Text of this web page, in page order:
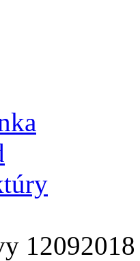
12092018